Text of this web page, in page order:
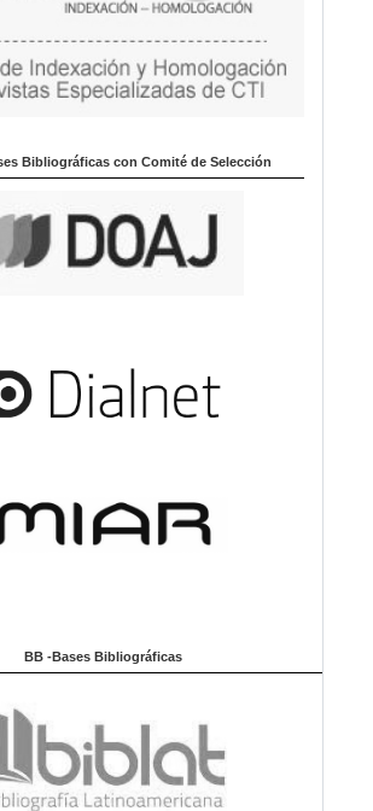
Bibliográficas con Comité de Selección
BB -Bases Bibliográficas